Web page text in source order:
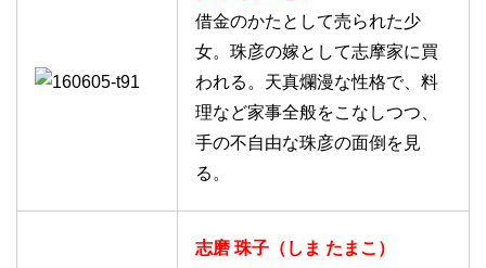
借金のかたとして売られた少
女。珠彦の嫁として志摩家に買
われる。天真爛漫な性格で、料
理など家事全般をこなしつつ、
手の不自由な珠彦の面倒を見
る。
志磨 珠子（しま たまこ）